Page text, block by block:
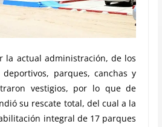
la actual administración, de los
parques, canchas y
vestigios, por lo que de
su rescate total, del cual a la
integral de 17 parques